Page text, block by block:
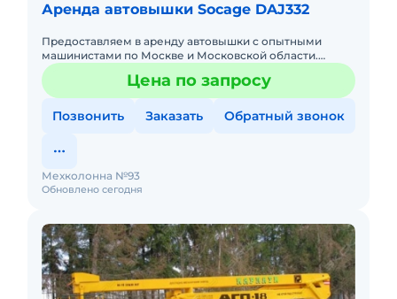
Аренда автовышки Socage DAJ332
Предоставляем в аренду автовышки с опытными
машинистами по Москве и Московской области.
Любой вид аренды. Долгосрочный, краткосрочный
(почасовой, посменный) При
Цена по запросу
Позвонить Заказать Обратный звонок
Обновлено сегодня
Мехколонна №93